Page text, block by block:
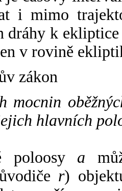
i mimo
dráhy k
v rovině
zákon
mocnin
hlavních
poloosy a
r)